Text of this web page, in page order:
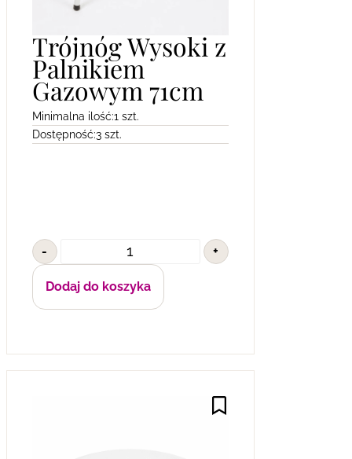
Trójnóg Wysoki z
Palnikiem
Gazowym 71cm
Minimalna ilość:1 szt.
Dostępność:3 szt.
- +
Dodaj do koszyka